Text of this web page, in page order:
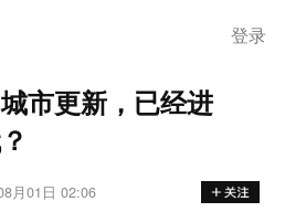
登录
市更新，已经进
月01日 02:06